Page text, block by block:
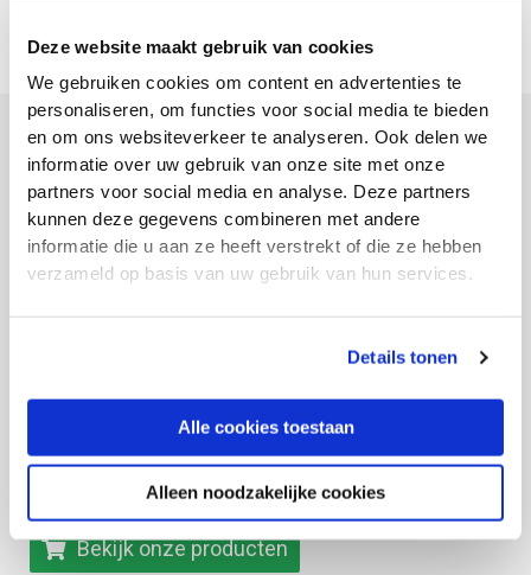
Deze website maakt gebruik van cookies
We gebruiken cookies om content en advertenties te
personaliseren, om functies voor social media te bieden
en om ons websiteverkeer te analyseren. Ook delen we
informatie over uw gebruik van onze site met onze
partners voor social media en analyse. Deze partners
kunnen deze gegevens combineren met andere
informatie die u aan ze heeft verstrekt of die ze hebben
verzameld op basis van uw gebruik van hun services.
Details tonen
Alle cookies toestaan
Alleen noodzakelijke cookies
Meer over ons
EQUAL Merchandise
De inkomsten van Equal Strategist komen onder
andere voort uit de verkoop van EQUAL merchandise.
De netto-opbrengsten worden gebruikt om de
levensmiddelenpakketten te bekostigen en te
Polsbandjes
Bekijk onze producten